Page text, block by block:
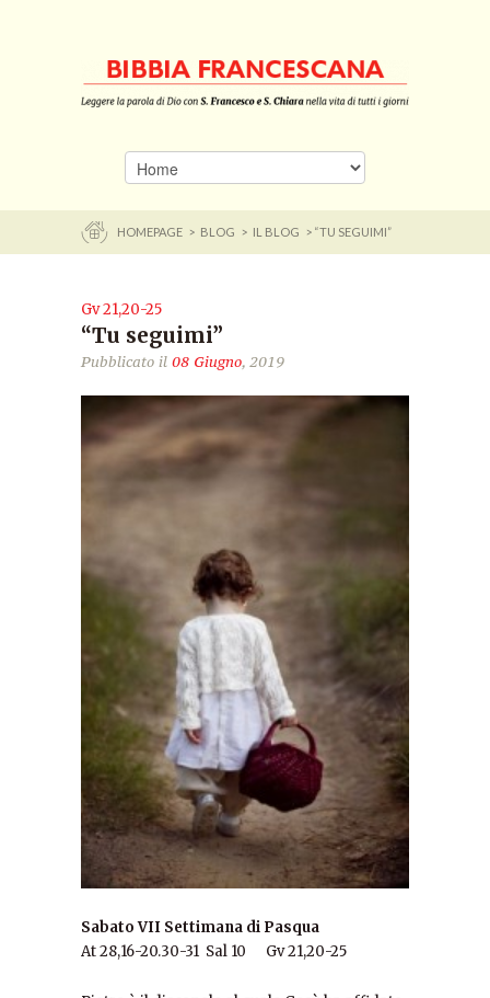
HOMEPAGE > BLOG > IL BLOG > “TU SEGUIMI”
Gv 21,20-25
“Tu seguimi”
Pubblicato il 08 Giugno, 2019
Sabato VII Settimana di Pasqua
At 28,16-20.30-31 Sal 10 Gv 21,20-25